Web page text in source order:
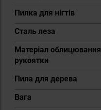
Пилка для нігтів
Сталь леза
Матеріал облицювання
рукоятки
Пила для дерева
Вага